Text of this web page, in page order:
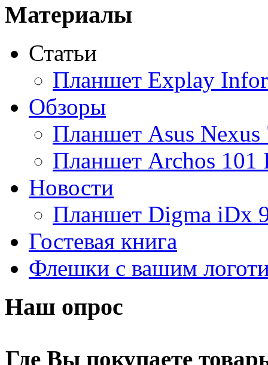
Acme(2)
Ainol(9)
Altinet(1)
Amazon
Amber(4)
Ampe(1)
Apache(1)
Apple(93)
Apriori(3)
Archos(1)
Armaggeddon
Assistant
Asus(252)
Материалы
Статьи
Планшет Explay
Обзоры
Планшет Asus Nexus
Планшет Archos 101
Новости
Планшет Digma iDx
Гостевая книга
Флешки с вашим
Наш опрос
Где Вы покупаете